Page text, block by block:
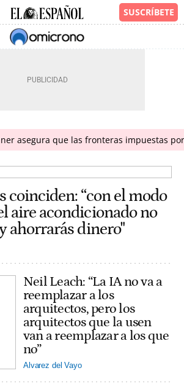
asegura que las fronteras impuestas
coinciden: “con el modo
aire acondicionado no
ahorrarás dinero"
Neil Leach: “La IA no va a
reemplazar a los
arquitectos, pero los
arquitectos que la usen
van a reemplazar a los que
no”
Alvarez del Vayo